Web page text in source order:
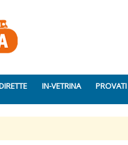
IN-VETRINA